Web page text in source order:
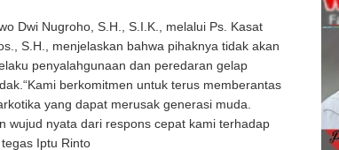
Dwi Nugroho, S.H., S.I.K., melalui Ps. Kasat
S.H., menjelaskan bahwa pihaknya tidak akan
penyalahgunaan dan peredaran gelap
berkomitmen untuk terus memberantas
yang dapat merusak generasi muda.
wujud nyata dari respons cepat kami terhadap
Iptu Rinto